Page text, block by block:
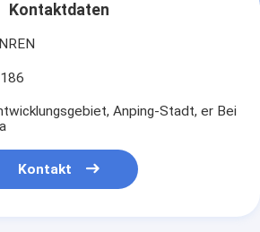
Kontaktdaten
Anping-Stadt, er Bei
Kontakt